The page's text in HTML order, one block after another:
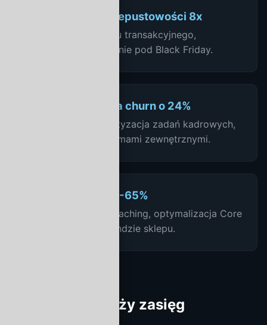
FinTech: skok przepustowości 8x
Przebudowa systemu transakcyjnego,
dynamiczne skalowanie pod Black Friday.
SaaS HR: redukcja churn o 24%
Onboarding, automatyzacja zadań kadrowych,
integracje z 14 systemami zewnętrznymi.
E-commerce: TTI -65%
Lazy loading, edge caching, optymalizacja Core
Web Vitals na frontendzie sklepu.
Mały zespół, duży zasięg